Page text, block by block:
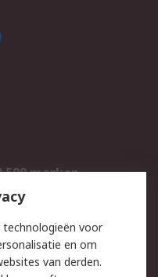
merken
technologieën voor
en om
van derden.